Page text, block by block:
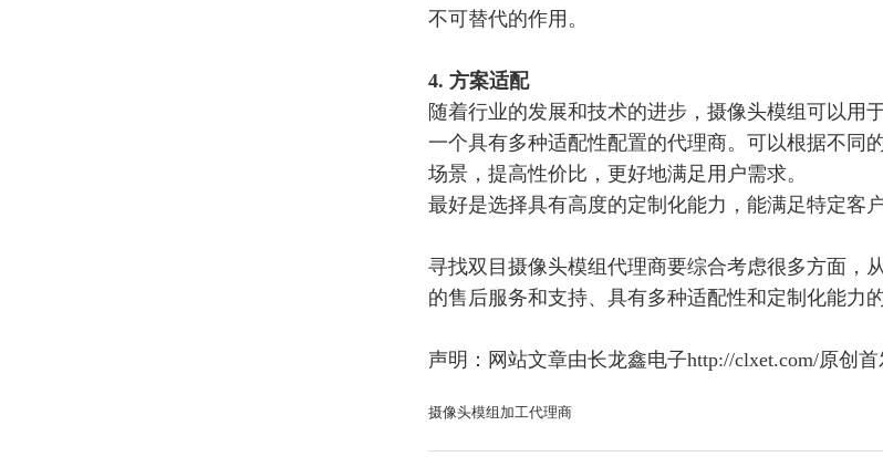
不可替代的作用。
4. 方案适配
随着行业的发展和技术的进步，摄像头模组可以用
一个具有多种适配性配置的代理商。可以根据不同
场景，提高性价比，更好地满足用户需求。
最好是选择具有高度的定制化能力， 能满足特定客
寻找双目摄像头模组代理商要综合考虑很多方面，
的售后服务和支持、具有多种适配性和定制化能力的
声明：网站文章由长龙鑫电子http://clxet.com/原创
摄像头模组加工代理商